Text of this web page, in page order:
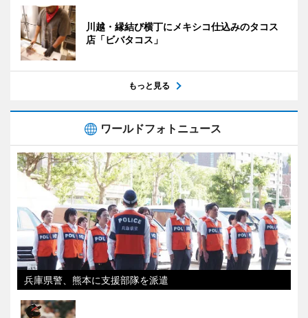
川越・縁結び横丁にメキシコ仕込みのタコス
店「ビバタコス」
もっと見る
ワールドフォトニュース
兵庫県警、熊本に支援部隊を派遣